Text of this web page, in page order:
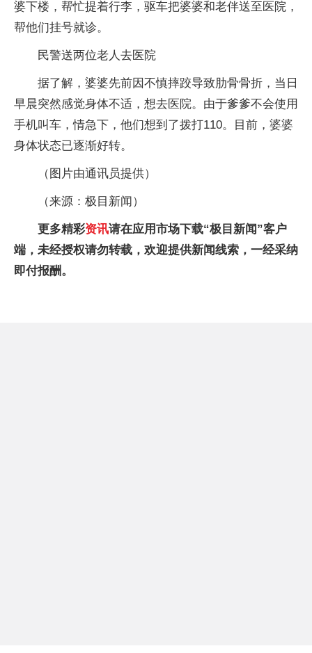
婆下楼，帮忙提着行李，驱车把婆婆和老伴送至医院，
帮他们挂号就诊。
民警送两位老人去医院
据了解，婆婆先前因不慎摔跤导致肋骨骨折，当日
早晨突然感觉身体不适，想去医院。由于爹爹不会使用
手机叫车，情急下，他们想到了拨打110。目前，婆婆
身体状态已逐渐好转。
（图片由通讯员提供）
（来源：极目新闻）
更多精彩资讯请在应用市场下载“极目新闻”客户
端，未经授权请勿转载，欢迎提供新闻线索，一经采纳
即付报酬。